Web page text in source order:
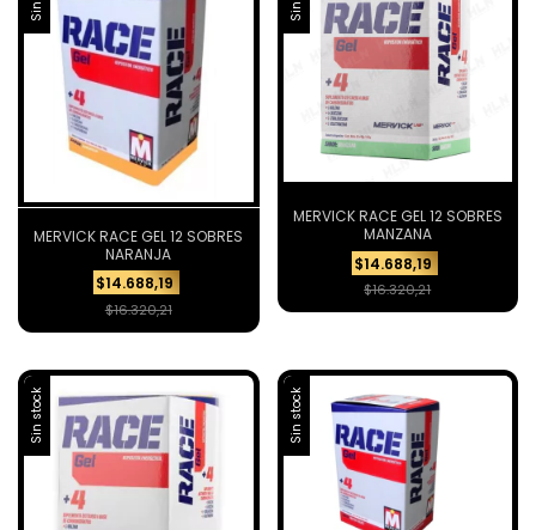
MERVICK RACE GEL 12 SOBRES
NARANJA
$14.688,19
$16.320,21
MERVICK RACE GEL 12 SOBRES
MANZANA
$14.688,19
$16.320,21
Sin stock Sin stock